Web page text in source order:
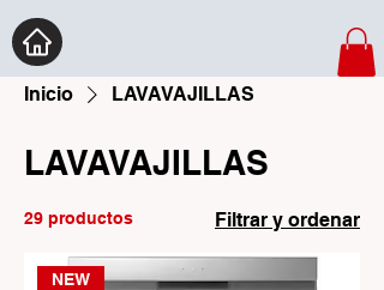
Inicio LAVAVAJILLAS
LAVAVAJILLAS
29 productos Filtrar y ordenar
NEW